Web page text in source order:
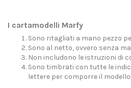
I cartamodelli Marfy
Sono ritagliati a mano pezzo
Sono al netto, ovvero senza
Non includono le istruzioni di
Sono timbrati con tutte le
lettere per comporre il modello.